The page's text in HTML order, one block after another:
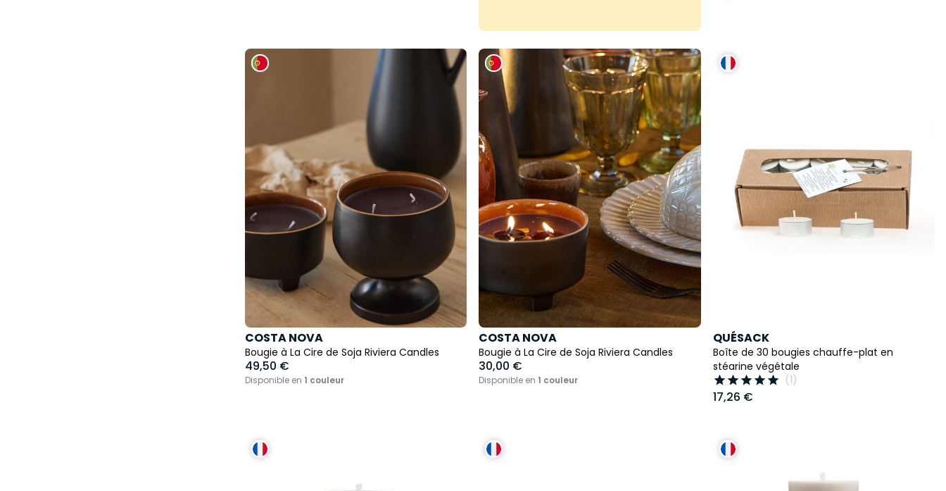
COSTA NOVA
Bougie à La Cire de Soja Riviera Candles
49,50 €
Disponible en 1 couleur
COSTA NOVA
Bougie à La Cire de Soja Riviera Candles
30,00 €
Disponible en 1 couleur
QUÉSACK
Boîte de 30 bougies chauffe-plat en
stéarine végétale
     (1)
17,26 €